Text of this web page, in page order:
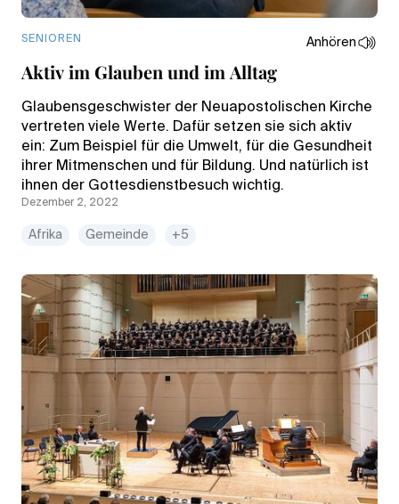
SENIOREN Anhören
Aktiv im Glauben und im Alltag
Glaubensgeschwister der Neuapostolischen Kirche
vertreten viele Werte. Dafür setzen sie sich aktiv
ein: Zum Beispiel für die Umwelt, für die Gesundheit
ihrer Mitmenschen und für Bildung. Und natürlich ist
ihnen der Gottesdienstbesuch wichtig.
Dezember 2, 2022
Afrika Gemeinde +5